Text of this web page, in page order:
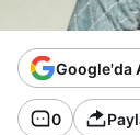
Google'da
0